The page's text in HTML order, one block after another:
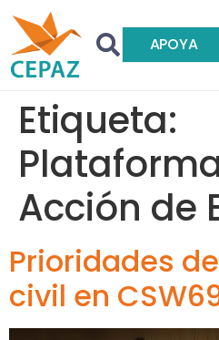
APOYA
Etiqueta:
Acción de
Prioridades
civil en